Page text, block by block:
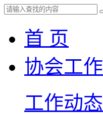
首 页
协会工作
工作动态